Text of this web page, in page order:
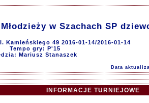
w Szachach SP
Kamieńskiego 49 2016-01-14/2016-01-14
Tempo gry: P'15
Mariusz Stanaszek
Data
INFORMACJE TURNIEJOWE